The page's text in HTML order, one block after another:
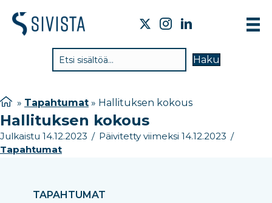
Haku
TAPAHTUMAT
» Tapahtumat » Hallituksen kokous
Hallituksen kokous
Julkaistu 14.12.2023 / Päivitetty viimeksi 14.12.2023 /
Tapahtumat